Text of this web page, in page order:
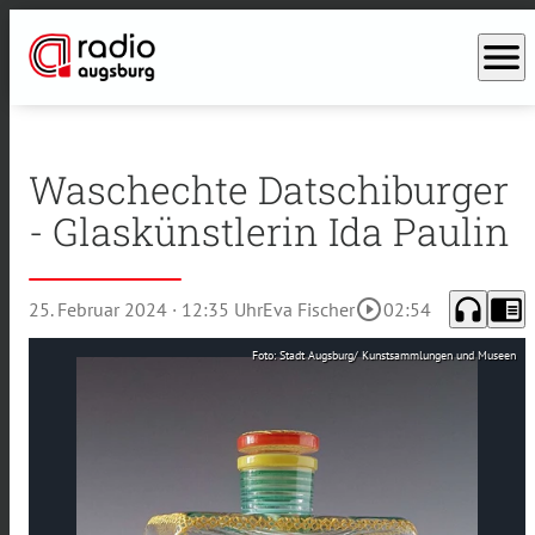
menu
Waschechte Datschiburger
- Glaskünstlerin Ida Paulin
25. Februar 2024 · 12:35 UhrEva Fischerplay_circle_outline02:54 headphones chrome_reader_mode
Foto: Stadt Augsburg/ Kunstsammlungen und Museen